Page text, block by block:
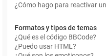
¿Cómo hago para reactivar
Formatos y tipos de temas
¿Qué es el código BBCode?
¿Puedo usar HTML?